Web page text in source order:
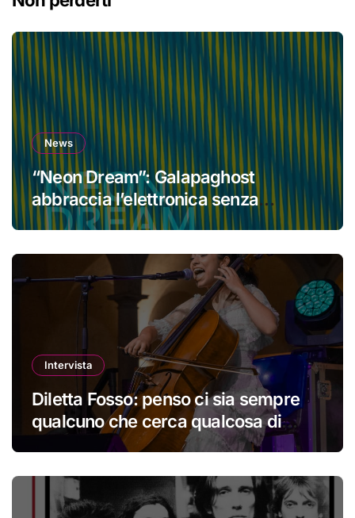
News
“Neon Dream”: Galapaghost
abbraccia l’elettronica senza
perdere la propria identità
Intervista
Diletta Fosso: penso ci sia sempre
qualcuno che cerca qualcosa di